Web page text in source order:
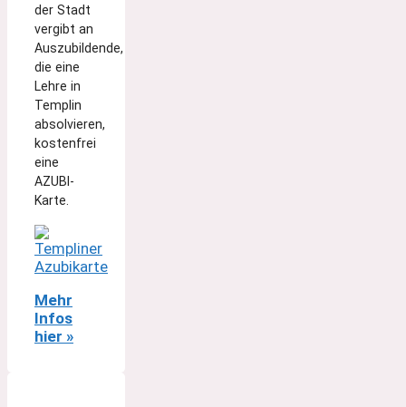
der Stadt
vergibt an
Auszubildende,
die eine
Lehre in
Templin
absolvieren,
kostenfrei
eine
AZUBI-
Karte.
Mehr
Infos
hier »